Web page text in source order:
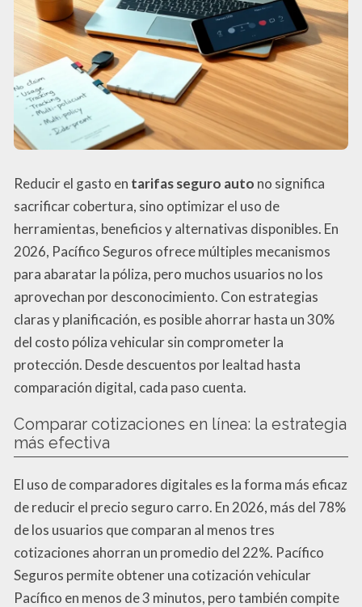
Reducir el gasto en tarifas seguro auto no significa
sacrificar cobertura, sino optimizar el uso de
herramientas, beneficios y alternativas disponibles. En
2026, Pacífico Seguros ofrece múltiples mecanismos
para abaratar la póliza, pero muchos usuarios no los
aprovechan por desconocimiento. Con estrategias
claras y planificación, es posible ahorrar hasta un 30%
del costo póliza vehicular sin comprometer la
protección. Desde descuentos por lealtad hasta
comparación digital, cada paso cuenta.
Comparar cotizaciones en línea: la estrategia
más efectiva
El uso de comparadores digitales es la forma más eficaz
de reducir el precio seguro carro. En 2026, más del 78%
de los usuarios que comparan al menos tres
cotizaciones ahorran un promedio del 22%. Pacífico
Seguros permite obtener una cotización vehicular
Pacífico en menos de 3 minutos, pero también compite